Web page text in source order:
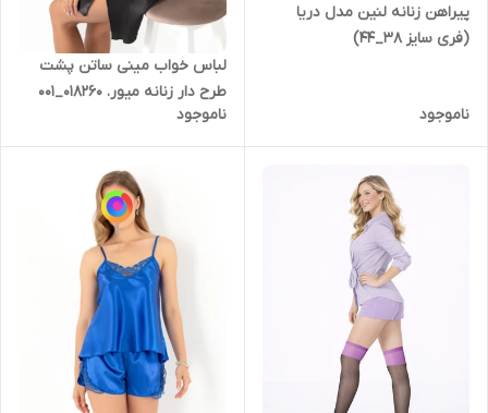
پیراهن زنانه لنین مدل دریا
(فری سایز 38_44)
ناموجود
لباس خواب مینی ساتن پشت
طرح دار زنانه میور. 018260_001
ناموجود